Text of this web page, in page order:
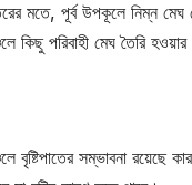
মতে, পূর্ব উপকূলে নিম্ন মেঘ
কিছু পরিবাহী মেঘ তৈরি
বৃষ্টিপাতের সম্ভাবনা রয়েছে